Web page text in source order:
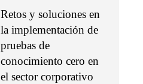
Retos y soluciones en
la implementación de
pruebas de
conocimiento cero en
el sector corporativo